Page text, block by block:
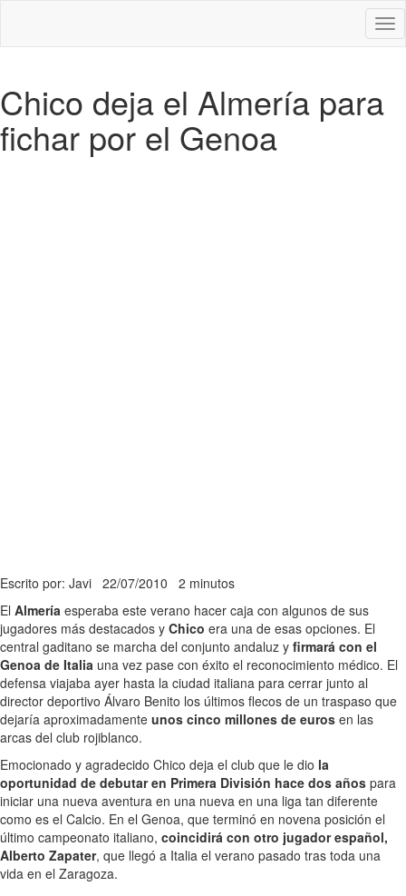
Chico deja el Almería para
fichar por el Genoa
Escrito por: Javi 22/07/2010 2 minutos
El Almería esperaba este verano hacer caja con algunos de sus
jugadores más destacados y Chico era una de esas opciones. El
central gaditano se marcha del conjunto andaluz y firmará con el
Genoa de Italia una vez pase con éxito el reconocimiento médico. El
defensa viajaba ayer hasta la ciudad italiana para cerrar junto al
director deportivo Álvaro Benito los últimos flecos de un traspaso que
dejaría aproximadamente unos cinco millones de euros en las
arcas del club rojiblanco.
Emocionado y agradecido Chico deja el club que le dio la
oportunidad de debutar en Primera División hace dos años para
iniciar una nueva aventura en una nueva en una liga tan diferente
como es el Calcio. En el Genoa, que terminó en novena posición el
último campeonato italiano, coincidirá con otro jugador español,
Alberto Zapater, que llegó a Italia el verano pasado tras toda una
vida en el Zaragoza.